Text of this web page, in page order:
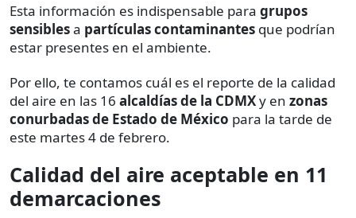
Esta información es indispensable para grupos
sensiblesa partículas contaminantes que podrían
estar presentes en el ambiente.
Por ello, te contamos cuál es el reporte de la calidad
del aire en las 16 alcaldías de la CDMXy en zonas
conurbadas de Estado de México para la tarde de
este martes 4 de febrero.
Calidad del aire aceptable en 11
demarcaciones